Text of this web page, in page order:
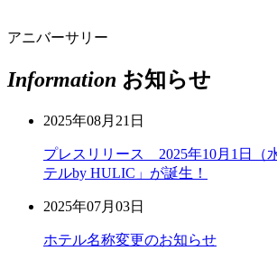
アニバーサリー
Information お知らせ
2025年08月21日
プレスリリース 2025年10月1日（
テルby HULIC」が誕生！
2025年07月03日
ホテル名称変更のお知らせ